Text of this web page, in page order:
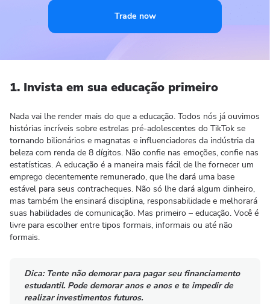
Trade now
1. Invista em sua educação primeiro
Nada vai lhe render mais do que a educação. Todos nós já ouvimos
histórias incríveis sobre estrelas pré-adolescentes do TikTok se
tornando bilionários e magnatas e influenciadores da indústria da
beleza com renda de 8 dígitos. Não confie nas emoções, confie nas
estatísticas. A educação é a maneira mais fácil de lhe fornecer um
emprego decentemente remunerado, que lhe dará uma base
estável para seus contracheques. Não só lhe dará algum dinheiro,
mas também lhe ensinará disciplina, responsabilidade e melhorará
suas habilidades de comunicação. Mas primeiro – educação. Você é
livre para escolher entre tipos formais, informais ou até não
formais.
Dica:Tente não demorar para pagar seu financiamento
estudantil. Pode demorar anos e anos e te impedir de
realizar investimentos futuros.